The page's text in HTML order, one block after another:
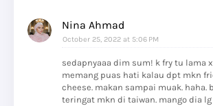
Nina Ahmad
October 25, 2022 at 5:06 PM
sedapnyaaa dim sum! k fry tu lama
memang puas hati kalau dpt mkn
cheese. makan sampai muak. haha.
teringat mkn di taiwan. mango dia